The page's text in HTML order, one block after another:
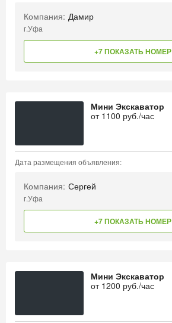
Компания: Дамир
г.Уфа
+7 ПОКАЗАТЬ НОМЕР
Мини Экскаватор
от 1100 руб./час
Дата размещения объявления:
Компания: Сергей
г.Уфа
+7 ПОКАЗАТЬ НОМЕР
Мини Экскаватор
от 1200 руб./час